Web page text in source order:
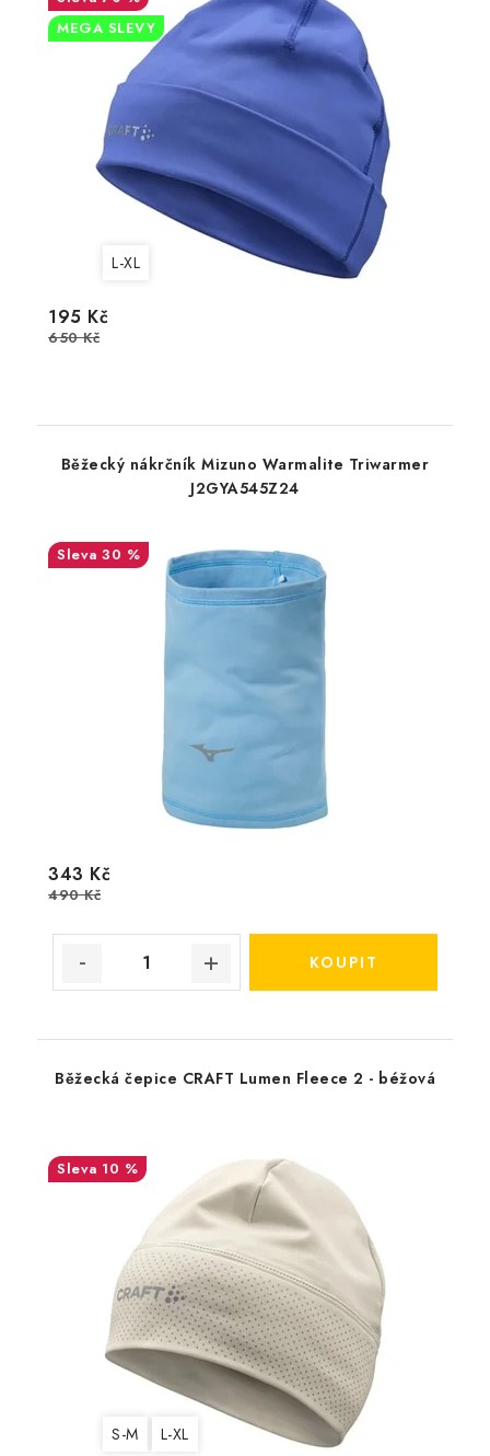
MEGA SLEVY
L-XL
195 Kč
650 Kč
Běžecký nákrčník Mizuno Warmalite Triwarmer
J2GYA545Z24
30 %
343 Kč
490 Kč
Běžecká čepice CRAFT Lumen Fleece 2 - béžová
10 %
S-M L-XL